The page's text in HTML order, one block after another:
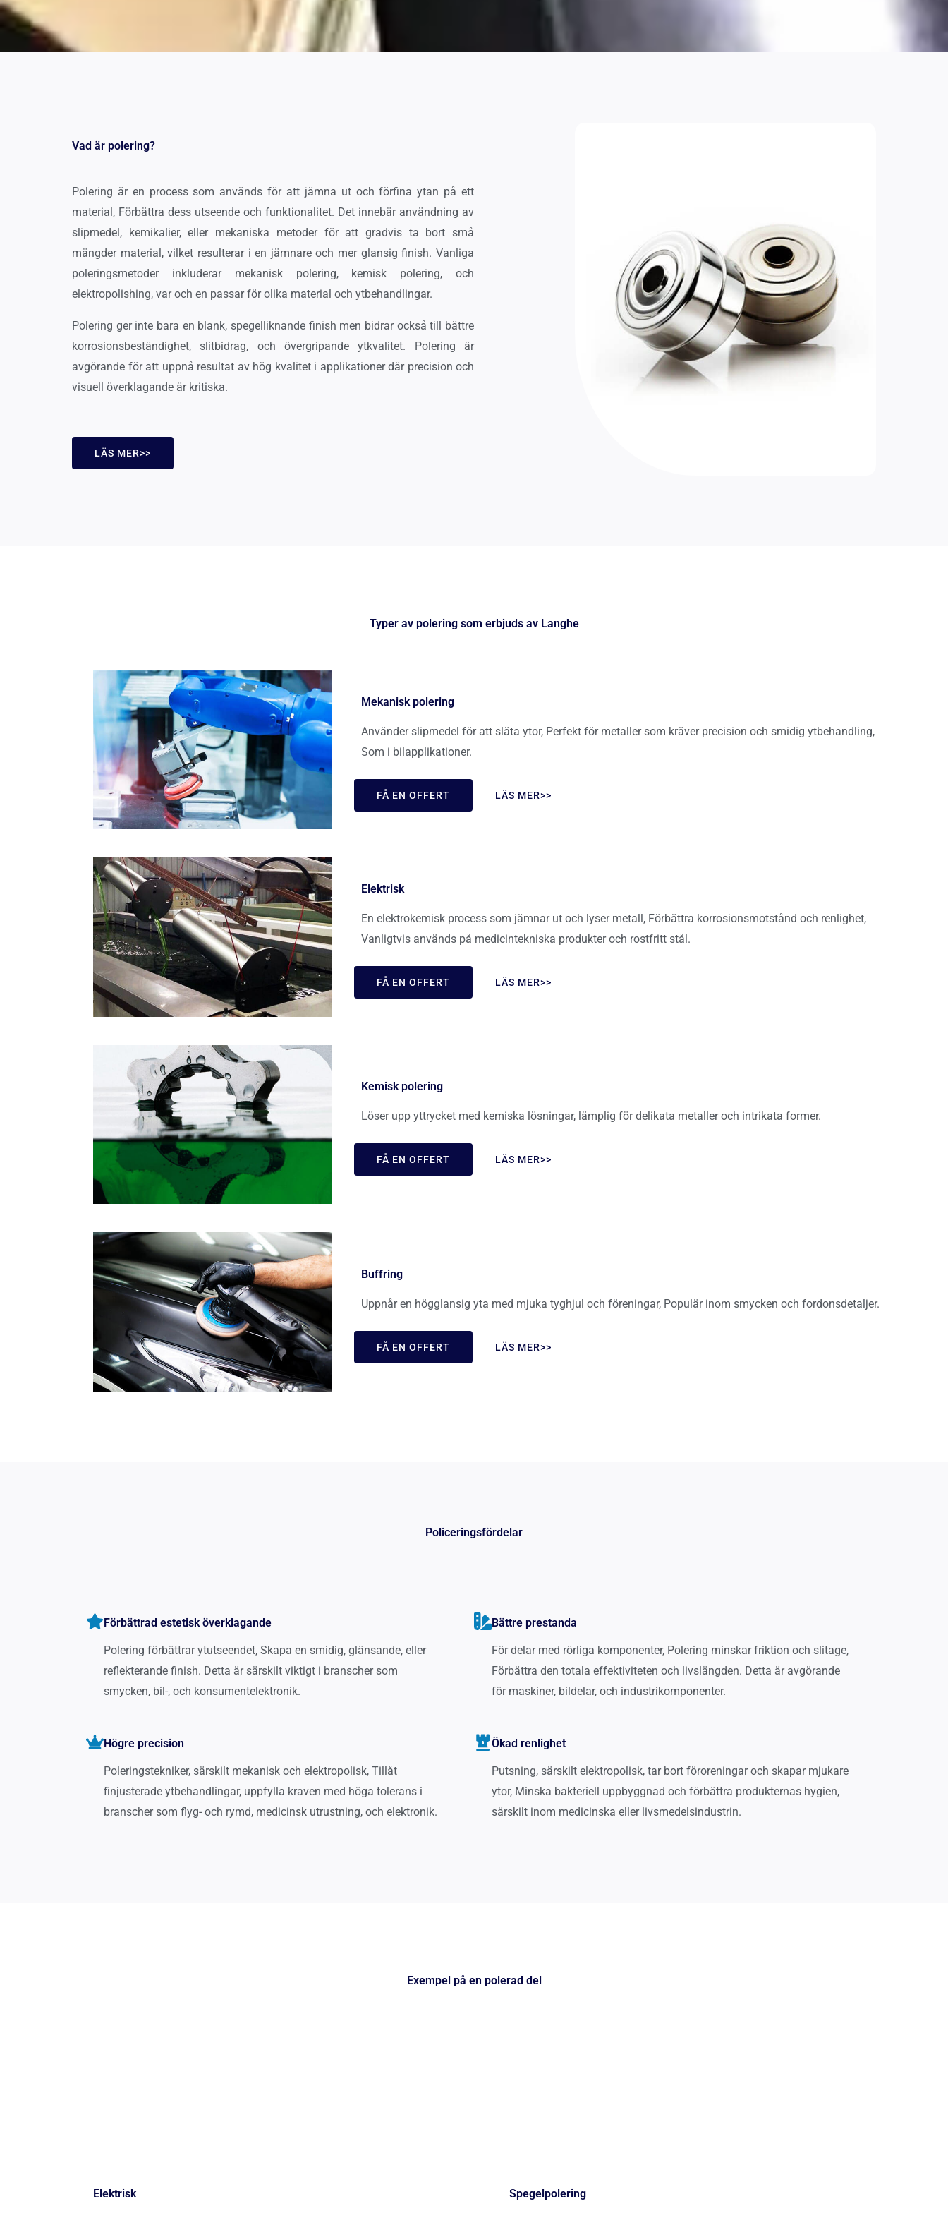
Vad är polering?
Polering är en process som används för att jämna ut och förfina ytan på ett
material, Förbättra dess utseende och funktionalitet. Det innebär användning av
slipmedel, kemikalier, eller mekaniska metoder för att gradvis ta bort små
mängder material, vilket resulterar i en jämnare och mer glansig finish. Vanliga
poleringsmetoder inkluderar mekanisk polering, kemisk polering, och
elektropolishing, var och en passar för olika material och ytbehandlingar.
Polering ger inte bara en blank, spegelliknande finish men bidrar också till bättre
korrosionsbeständighet, slitbidrag, och övergripande ytkvalitet. Polering är
avgörande för att uppnå resultat av hög kvalitet i applikationer där precision och
visuell överklagande är kritiska.
LÄS MER>>
Typer av polering som erbjuds av Langhe
Mekanisk polering
Använder slipmedel för att släta ytor, Perfekt för metaller som kräver precision och smidig ytbehandling,
Som i bilapplikationer.
FÅ EN OFFERT LÄS MER>>
Elektrisk
En elektrokemisk process som jämnar ut och lyser metall, Förbättra korrosionsmotstånd och renlighet,
Vanligtvis används på medicintekniska produkter och rostfritt stål.
FÅ EN OFFERT LÄS MER>>
Kemisk polering
Löser upp yttrycket med kemiska lösningar, lämplig för delikata metaller och intrikata former.
FÅ EN OFFERT LÄS MER>>
Buffring
Uppnår en högglansig yta med mjuka tyghjul och föreningar, Populär inom smycken och fordonsdetaljer.
FÅ EN OFFERT LÄS MER>>
Policeringsfördelar
Förbättrad estetisk överklagande
Polering förbättrar ytutseendet, Skapa en smidig, glänsande, eller
reflekterande finish. Detta är särskilt viktigt i branscher som
smycken, bil-, och konsumentelektronik.
Bättre prestanda
För delar med rörliga komponenter, Polering minskar friktion och slitage,
Förbättra den totala effektiviteten och livslängden. Detta är avgörande
för maskiner, bildelar, och industrikomponenter.
Högre precision
Poleringstekniker, särskilt mekanisk och elektropolisk, Tillåt
finjusterade ytbehandlingar, uppfylla kraven med höga tolerans i
branscher som flyg- och rymd, medicinsk utrustning, och elektronik.
Ökad renlighet
Putsning, särskilt elektropolisk, tar bort föroreningar och skapar mjukare
ytor, Minska bakteriell uppbyggnad och förbättra produkternas hygien,
särskilt inom medicinska eller livsmedelsindustrin.
Exempel på en polerad del
Elektrisk Spegelpolering